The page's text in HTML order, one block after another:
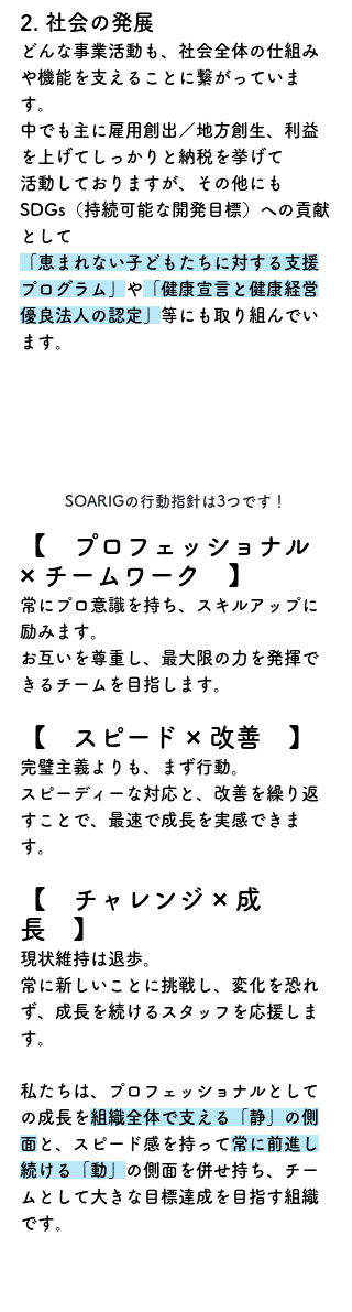
2. 社会の発展
どんな事業活動も、社会全体の仕組み
や機能を支えることに繋がっていま
す。
中でも主に雇用創出／地方創生、利益
を上げてしっかりと納税を挙げて
活動しておりますが、その他にも
SDGs（持続可能な開発目標）への貢献
として
「恵まれない子どもたちに対する支援
プログラム」
や 「健康宣言と健康経営
優良法人の認定」 等にも取り組んでい
ます。
SOARIGの行動指針は3つです！
【　プロフェッショナル
× チームワーク　】
常にプロ意識を持ち、スキルアップに
励みます。
お互いを尊重し、最大限の力を発揮で
きるチームを目指します。
【　スピード × 改善　】
完璧主義よりも、まず行動。
スピーディーな対応と、改善を繰り返
すことで、最速で成長を実感できま
す。
【　チャレンジ × 成
長　】
現状維持は退歩。
常に新しいことに挑戦し、変化を恐れ
ず、成長を続けるスタッフを応援しま
す。
私たちは、プロフェッショナルとして
の成長を組織全体で支える「静」の側
面 と、スピード感を持って常に前進し
続ける「動」
の側面を併せ持ち、チー
ムとして大きな目標達成を目指す組織
です。